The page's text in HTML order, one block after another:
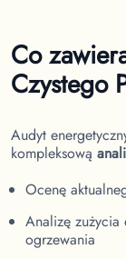
Co
Czystego
Audyt
kompleksową
Ocenę
Analizę
ogrzewania